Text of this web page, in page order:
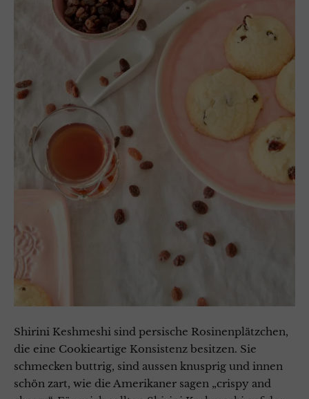
Shirini Keshmeshi sind persische Rosinenplätzchen,
die eine Cookieartige Konsistenz besitzen. Sie
schmecken buttrig, sind aussen knusprig und innen
schön zart, wie die Amerikaner sagen „crispy and